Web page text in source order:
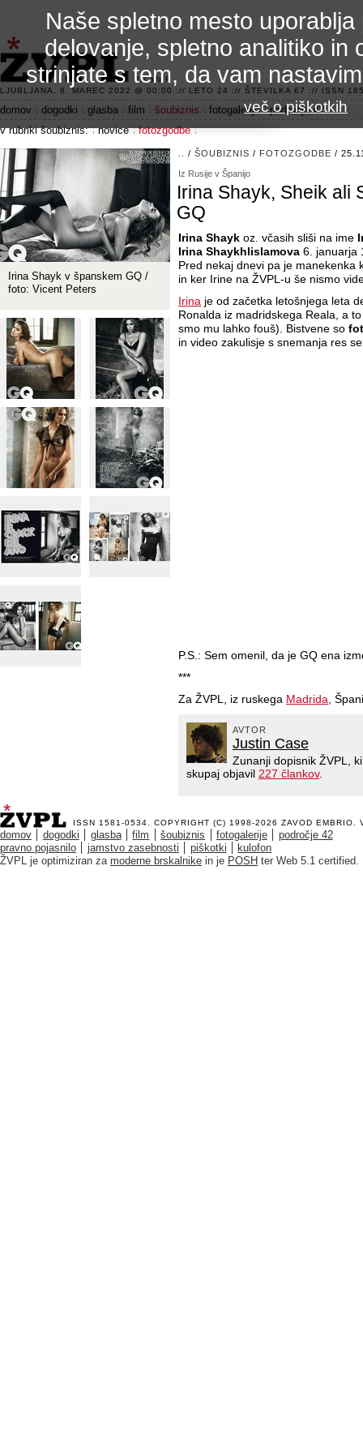
3.2 alfa R
LJUBLJANA, 8. MAREC 2022 @ 00:00 :// LETO 24 :// ŠTEVILKA 67 :// ISSN
domov dogodki glasba film šoubiznis fotogalerije
področje 42
v rubriki šoubiznis:
novice fotozgodbe
/ ŠOUBIZNIS / FOTOZGODBE /
Iz Rusije v Španijo
Irina Shayk, Sheik ali
GQ
Irina Shayk oz. včasih sliši na ime
Irina Shaykhlislamova 6. januarja
Pred nekaj dnevi pa je manekenka
in ker Irine na ŽVPL-u še nismo
Irina je od začetka letošnjega leta
Ronalda iz madridskega Reala, a
smo mu lahko fouš). Bistvene so
in video zakulisje s snemanja res
P.S.: Sem omenil, da je GQ ena
***
Za ŽVPL, iz ruskega Madrida,
AVTOR
Justin Case
Zunanji dopisnik ŽVPL,
skupaj objavil 227 člankov.
Irina Shayk v španskem GQ /
foto: Vicent Peters
ISSN 1581-0534. COPYRIGHT (C) 1998-2026 ZAVOD EMBRIO .
domov dogodki glasba film šoubiznis fotogalerije
področje 42
pravno pojasnilo
jamstvo zasebnosti piškotki
kulofon
ŽVPL je optimiziran za moderne brskalnike in je POSH ter Web 5.1 certified.
Naše spletno mesto
delovanje, spletno analitiko in
strinjate s tem, da vam
več o piškotkih